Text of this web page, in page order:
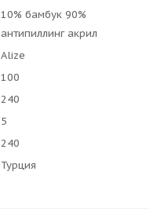
10% бамбук 90%
антипиллинг акрил
Alize
100
240
5
240
Турция